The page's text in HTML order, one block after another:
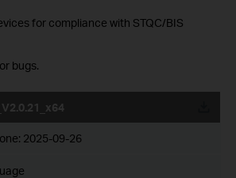
for compliance with STQC/BIS
bugs.
2025-09-26